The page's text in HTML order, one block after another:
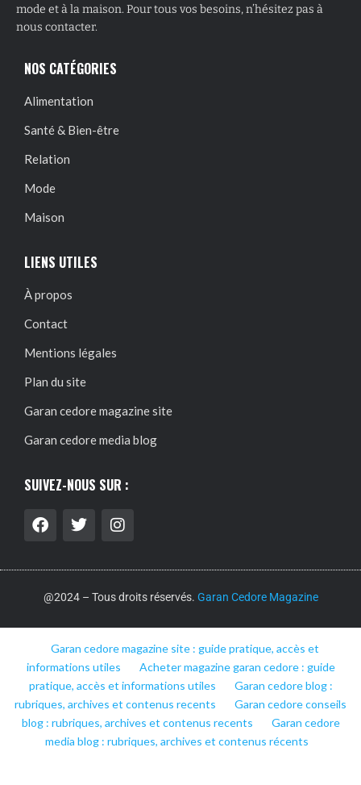
mode et à la maison. Pour tous vos besoins, n’hésitez pas à
nous contacter.
NOS CATÉGORIES
Alimentation
Santé & Bien-être
Relation
Mode
Maison
LIENS UTILES
À propos
Contact
Mentions légales
Plan du site
Garan cedore magazine site
Garan cedore media blog
SUIVEZ-NOUS SUR :
@2024 – Tous droits réservés. Garan Cedore Magazine
Garan cedore magazine site : guide pratique, accès et
informations utiles
Acheter magazine garan cedore : guide
pratique, accès et informations utiles
Garan cedore blog :
rubriques, archives et contenus recents
Garan cedore conseils
blog : rubriques, archives et contenus recents
Garan cedore
media blog : rubriques, archives et contenus récents